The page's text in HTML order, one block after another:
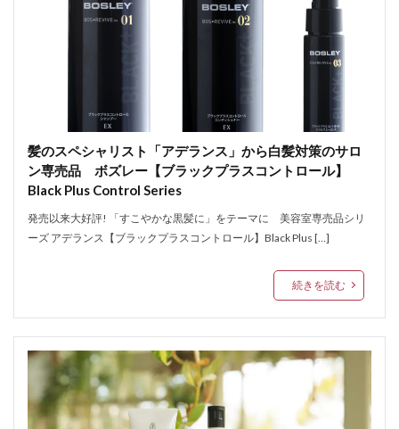
髪のスペシャリスト「アデランス」から白髪対策のサロ
ン専売品 ボズレー【ブラックプラスコントロール】
Black Plus Control Series
発売以来大好評! 「すこやかな黒髪に」をテーマに 美容室専売品シリ
ーズ アデランス【ブラックプラスコントロール】Black Plus […]
続きを読む